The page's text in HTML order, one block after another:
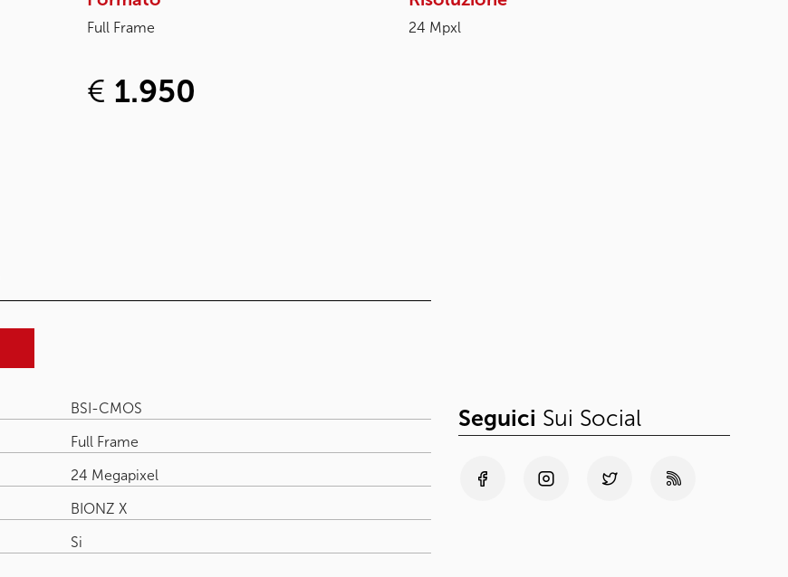
Full Frame 24 Mpxl
€ 1.950
BSI-CMOS
Full Frame
24 Megapixel
BIONZ X
Si
Seguici Sui Social